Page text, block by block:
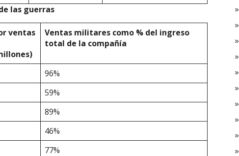
las guerras
ventas
)
Ventas militares como % del ingreso
total de la compañía
96%
59%
89%
46%
77%